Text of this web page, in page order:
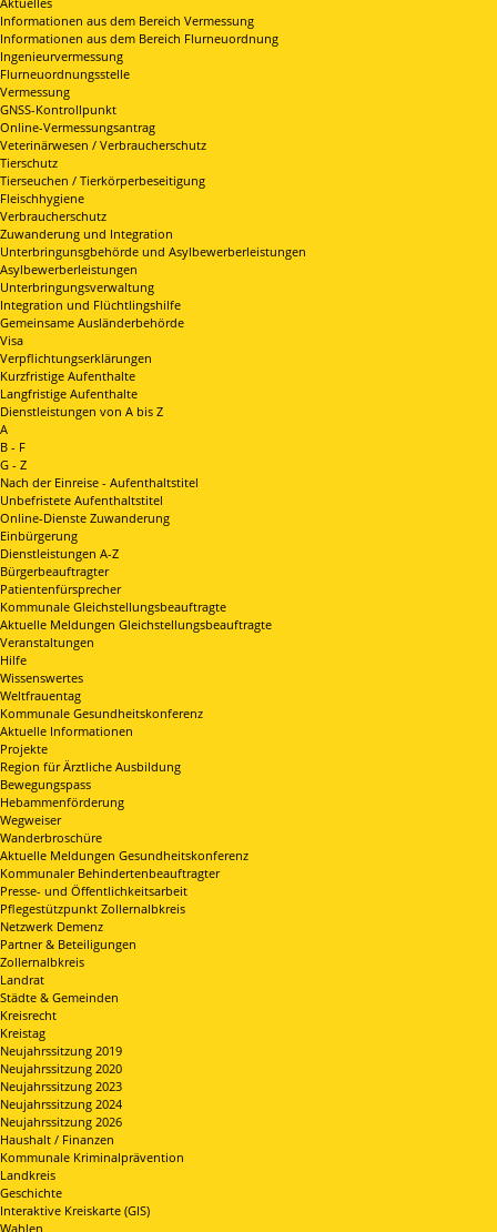
Informationen aus dem Bereich Vermessung
Informationen aus dem Bereich Flurneuordnung
Ingenieurvermessung
Flurneuordnungsstelle
Vermessung
GNSS-Kontrollpunkt
Online-Vermessungsantrag
Veterinärwesen / Verbraucherschutz
Tierschutz
Tierseuchen / Tierkörperbeseitigung
Fleischhygiene
Verbraucherschutz
Zuwanderung und Integration
Unterbringunsgbehörde und Asylbewerberleistungen
Asylbewerberleistungen
Unterbringungsverwaltung
Integration und Flüchtlingshilfe
Gemeinsame Ausländerbehörde
Visa
Verpflichtungserklärungen
Kurzfristige Aufenthalte
Langfristige Aufenthalte
Dienstleistungen von A bis Z
A
B - F
G - Z
Nach der Einreise - Aufenthaltstitel
Unbefristete Aufenthaltstitel
Online-Dienste Zuwanderung
Einbürgerung
Dienstleistungen A-Z
Bürgerbeauftragter
Patientenfürsprecher
Kommunale Gleichstellungsbeauftragte
Aktuelle Meldungen Gleichstellungsbeauftragte
Veranstaltungen
Hilfe
Wissenswertes
Weltfrauentag
Kommunale Gesundheitskonferenz
Aktuelle Informationen
Projekte
Region für Ärztliche Ausbildung
Bewegungspass
Hebammenförderung
Wegweiser
Wanderbroschüre
Aktuelle Meldungen Gesundheitskonferenz
Kommunaler Behindertenbeauftragter
Presse- und Öffentlichkeitsarbeit
Pflegestützpunkt Zollernalbkreis
Netzwerk Demenz
Partner & Beteiligungen
Zollernalbkreis
Landrat
Städte & Gemeinden
Kreisrecht
Kreistag
Neujahrssitzung 2019
Neujahrssitzung 2020
Neujahrssitzung 2023
Neujahrssitzung 2024
Neujahrssitzung 2026
Haushalt / Finanzen
Kommunale Kriminalprävention
Landkreis
Geschichte
Interaktive Kreiskarte (GIS)
Wahlen